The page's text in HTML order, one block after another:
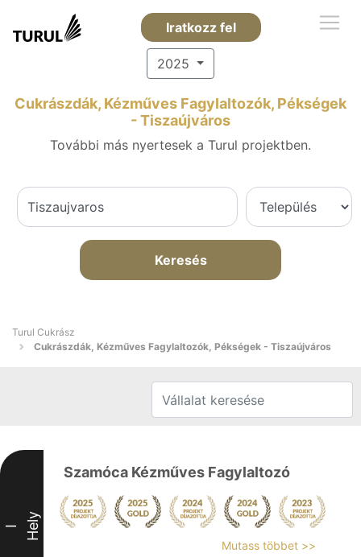
Iratkozz fel
2025
Cukrászdák, Kézműves Fagylaltozók, Pékségek
- Tiszaújváros
További más nyertesek a Turul projektben.
Keresés
Turul Cukrász
Cukrászdák, Kézműves Fagylaltozók, Pékségek - Tiszaújváros
I Hely
Szamóca Kézműves Fagylaltozó
Mutass többet >>